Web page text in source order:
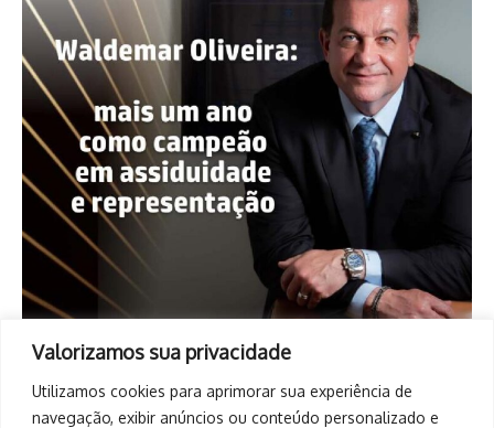
Valorizamos sua privacidade
Utilizamos cookies para aprimorar sua experiência de
navegação, exibir anúncios ou conteúdo personalizado e